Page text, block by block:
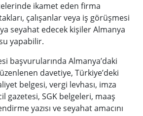
ikamet eden firma
çalışanlar veya iş görüşmesi
seyahat edecek kişiler Almanya
yapabilir.
başvurularında Almanya’daki
davetiye, Türkiye’deki
belgesi, vergi levhası, imza
gazetesi, SGK belgeleri, maaş
yazısı ve seyahat amacını